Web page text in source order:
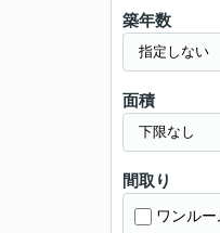
築年数
面積
間取り
ワンルー